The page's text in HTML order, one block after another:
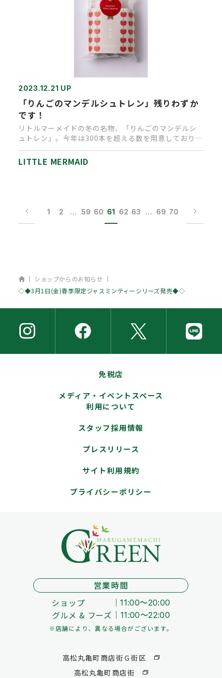
2023.12.21 UP
「りんごのマンデルシュトレン」残りわずか
です！
リトルマーメイドの冬の名物、「りんごのマンデルシ
ュトレン」。今年は300本を超える数を用意しておりま
したが、残すところわ…
LITTLE MERMAID
1 2 … 59 60 61 62 63 … 69 70
ホーム
ショップからのお知らせ
◇◆3月1日(金)春季限定ジャスミンティーシリーズ発売◆◇
免税店
メディア・イベントスペース
利用について
スタッフ採用情報
プレスリリース
サイト利用規約
プライバシーポリシー
営業時間
ショップ
11:00～20:00
グルメ & フーズ 11:00～22:00
※店舗により、異なる場合がございます。
高松丸亀町商店街Ｇ街区
高松丸亀町商店街